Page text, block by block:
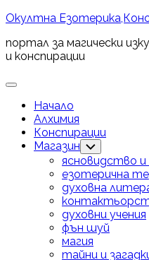
Skip
content
Окултна
портал за магически
и конспирации
Expand
Начало
Алхимия
Конспирации
Магазин Toggle
Child
Menu
ясновидство и
езотерична
духовна
духовни учения
фън шуй
магия
тайни и